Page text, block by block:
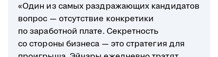
«Один из самых раздражающих кандидатов
вопрос — отсутствие конкретики
по заработной плате. Секретность
со стороны бизнеса — это стратегия для